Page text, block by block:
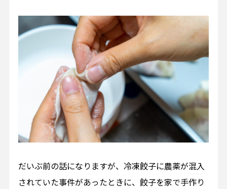
だいぶ前の話になりますが、冷凍餃子に農薬が混入
されていた事件があったときに、餃子を家で手作り